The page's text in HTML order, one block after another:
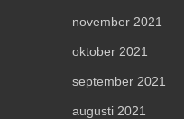
november 2021
oktober 2021
september 2021
augusti 2021